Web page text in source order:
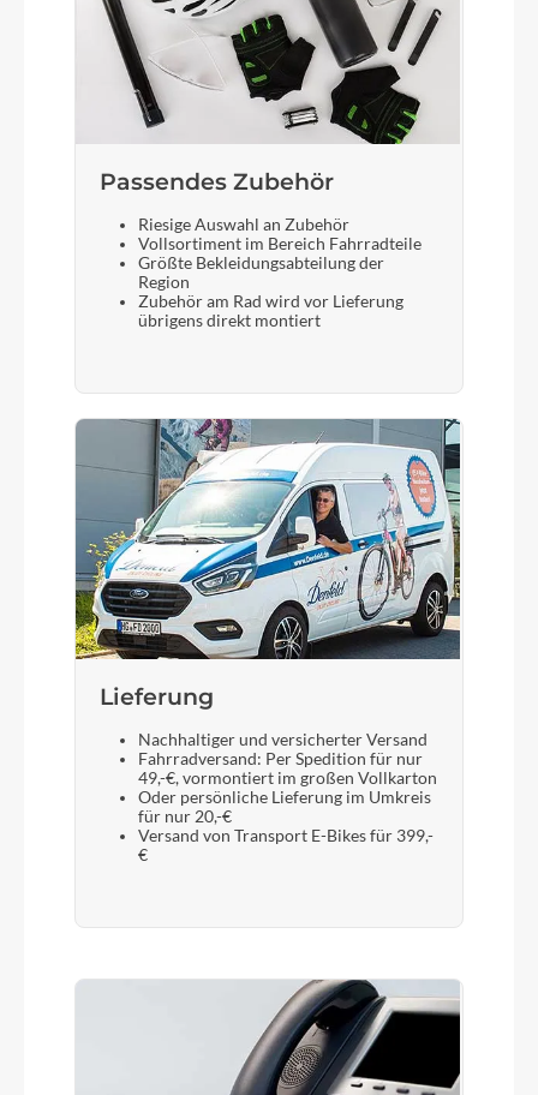
Aluminium, schwarz
Schalthebel
Revo-Shift SLRS35R7 Blk, 7-SPEED
Bremshebel
Brake lever BL-82G black
Gabel
Aluminium Starrgabel
Passendes Zubehör
Riesige Auswahl an Zubehör
Vollsortiment im Bereich Fahrradteile
Größte Bekleidungsabteilung der
Region
Zubehör am Rad wird vor Lieferung
übrigens direkt montiert
Lieferung
Nachhaltiger und versicherter Versand
Fahrradversand: Per Spedition für nur
49,-€, vormontiert im großen Vollkarton
Oder persönliche Lieferung im Umkreis
für nur 20,-€
Versand von Transport E-Bikes für 399,-
€